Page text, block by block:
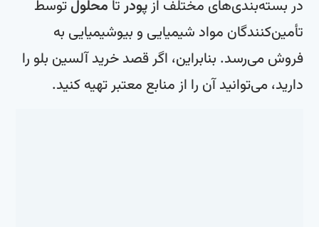
در بسته‌بندی‌های مختلف از پودرتامحلولتوسط
تأمین‌کنندگان مواد شیمیایی و بیوشیمیایی به
فروش می‌رسد. بنابراین، اگر قصد خرید آلسین بلو را
دارید، می‌توانید آن را از منابع معتبر تهیه کنید.